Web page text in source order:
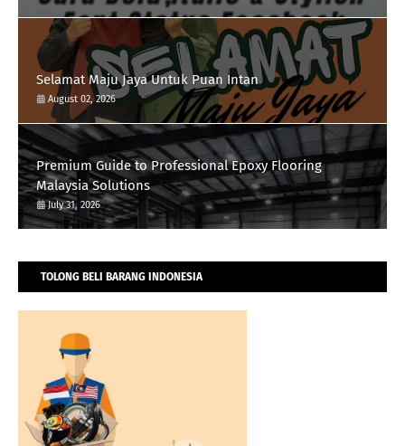
Selamat Maju Jaya Untuk Puan Intan
August 02, 2026
Premium Guide to Professional Epoxy Flooring
Malaysia Solutions
July 31, 2026
TOLONG BELI BARANG INDONESIA